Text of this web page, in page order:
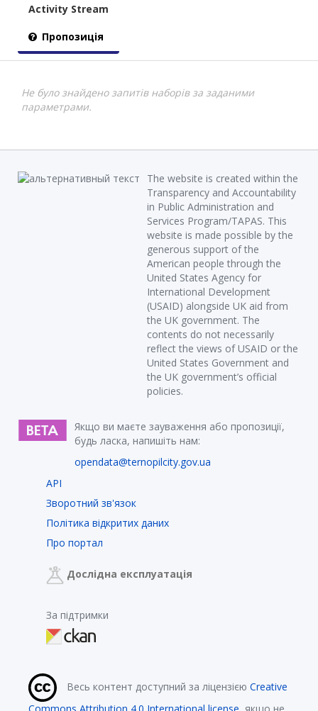
Activity Stream
Пропозиція
Не було знайдено запитів наборів за заданими
параметрами.
The website is created within the
Transparency and Accountability
in Public Administration and
Services Program/TAPAS. This
website is made possible by the
generous support of the
American people through the
United States Agency for
International Development
(USAID) alongside UK aid from
the UK government. The
contents do not necessarily
reflect the views of USAID or the
United States Government and
the UK government’s official
policies.
Якщо ви маєте зауваження або пропозиції,
будь ласка, напишіть нам:
opendata@ternopilcity.gov.ua
API
Зворотний зв'язок
Політика відкритих даних
Про портал
Дослідна експлуатація
За підтримки
Весь контент доступний за ліцензією Creative